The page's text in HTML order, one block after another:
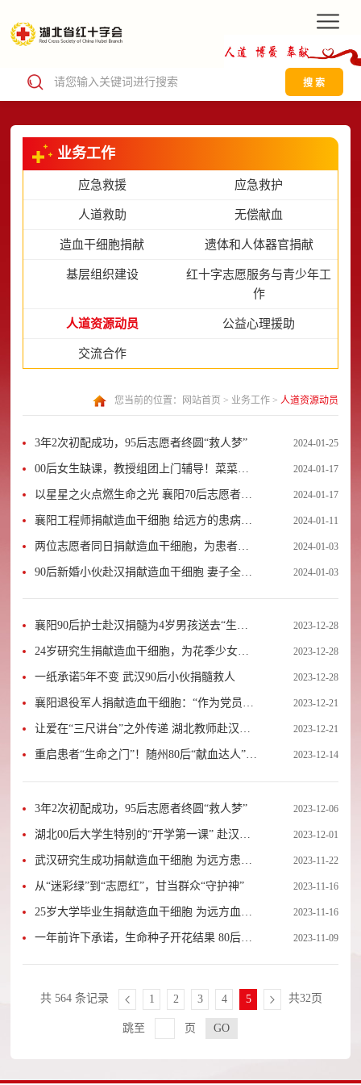
搜 索
业务工作
应急救援 应急救护
人道救助 无偿献血
造血干细胞捐献 遗体和人体器官捐献
基层组织建设
红十字志愿服务与青少年工
作
人道资源动员 公益心理援助
交流合作
您当前的位置： 网站首页 > 业务工作> 人道资源动员
3年2次初配成功，95后志愿者终圆“救人梦” 2024-01-25
00后女生缺课，教授组团上门辅导！菜菜，
你应得的！
2024-01-17
以星星之火点燃生命之光 襄阳70后志愿者成
功捐献造血干细胞
2024-01-17
襄阳工程师捐献造血干细胞 给远方的患病女
孩带去生的希望
2024-01-11
两位志愿者同日捐献造血干细胞，为患者生
命“续航”
2024-01-03
90后新婚小伙赴汉捐献造血干细胞 妻子全程
陪同支持丈夫大爱之举
2024-01-03
襄阳90后护士赴汉捐髓为4岁男孩送去“生命
种子”
2023-12-28
24岁研究生捐献造血干细胞，为花季少女生
命“续航”
2023-12-28
一纸承诺5年不变 武汉90后小伙捐髓救人 2023-12-28
襄阳退役军人捐献造血干细胞：“作为党员必
须挺身而出！”
2023-12-21
让爱在“三尺讲台”之外传递 湖北教师赴汉捐
髓救人
2023-12-21
重启患者“生命之门”！随州80后“献血达人”捐
献造血干细胞
2023-12-14
3年2次初配成功，95后志愿者终圆“救人梦” 2023-12-06
湖北00后大学生特别的“开学第一课” 赴汉捐
髓点燃同龄姑娘“生命之光”
2023-12-01
武汉研究生成功捐献造血干细胞 为远方患者
点亮“生命之光”
2023-11-22
从“迷彩绿”到“志愿红”，甘当群众“守护神” 2023-11-16
25岁大学毕业生捐献造血干细胞 为远方血液
病患者带去生的希望
2023-11-16
一年前许下承诺，生命种子开花结果 80后汽
车技师赴汉成功捐献造血干细胞
2023-11-09
共 564 条记录 1 2 3 4 5 共32页
跳至 页